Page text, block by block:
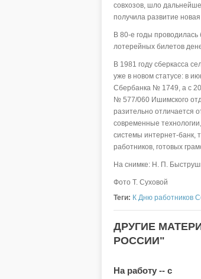
совхозов, шло
получила развитие
В 80-е годы
лотерейных билетов
В 1981 году сберкасса
уже в новом статусе: в
Сбербанка № 1749, а с
№ 577/060 Ишимского
разительно отличается
современные
системы интернет-банк,
работников, готовых
На снимке: Н. П.
Фото Т. Суховой
Теги: К Дню работников
ДРУГИЕ
РОССИИ"
На работу -- с